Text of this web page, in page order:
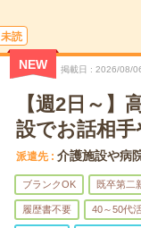
未読
NEW 掲載日 2026/08/
【週2日～
設でお話相
派遣先 介護施設や病
ブランクOK 既卒第二
履歴書不要 40～50代